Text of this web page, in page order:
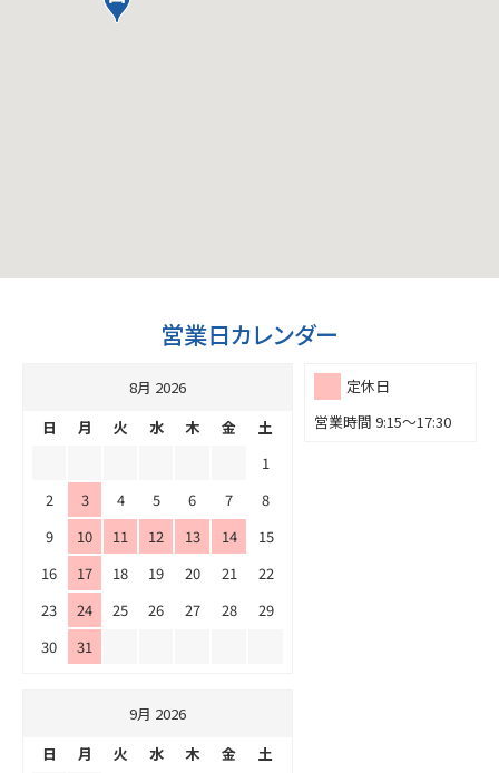
営業日カレンダー
定休日
営業時間 9:15～17:30
8月 2026
日
月 火 水 木 金
土
1
2
3 4 5 6 7
8
9
10 11 12 13 14
15
16
17 18 19 20 21
22
23
24 25 26 27 28
29
30
31
9月 2026
日
月 火 水 木 金
土